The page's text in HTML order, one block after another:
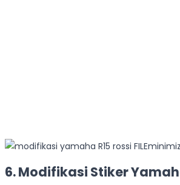
6. Modifikasi Stiker